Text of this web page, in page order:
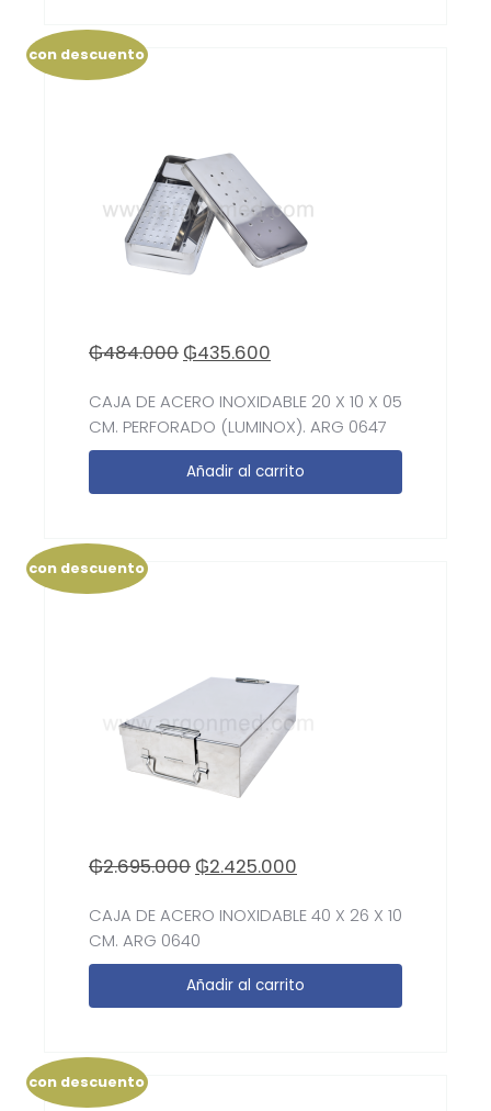
con descuento
₲484.000 ₲435.600
CAJA DE ACERO INOXIDABLE 20 X 10 X 05
CM. PERFORADO (LUMINOX). ARG 0647
Añadir al carrito
con descuento
₲2.695.000 ₲2.425.000
CAJA DE ACERO INOXIDABLE 40 X 26 X 10
CM. ARG 0640
Añadir al carrito
con descuento